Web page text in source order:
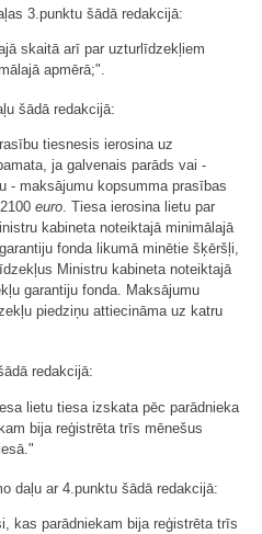
3.punktu šādā redakcijā:
skaitā arī par uzturlīdzekļiem
apmērā;".
šādā redakcijā:
tiesnesis ierosina uz
ja galvenais parāds vai -
- maksājumu kopsumma prasības
euro. Tiesa ierosina lietu par
kabineta noteiktajā minimālajā
fonda likumā minētie šķēršļi,
Ministru kabineta noteiktajā
garantiju fonda. Maksājumu
piedziņu attiecināma uz katru
redakcijā:
lietu tiesa izskata pēc parādnieka
bija reģistrēta trīs mēnešus
daļu ar 4.punktu šādā redakcijā:
kas parādniekam bija reģistrēta trīs